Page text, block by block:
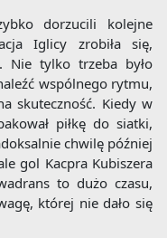
dorzucili kolejne
Iglicy zrobiła się,
Nie tylko trzeba było
wspólnego rytmu,
skuteczność. Kiedy w
piłkę do siatki,
chwilę później
gol Kacpra Kubiszera
to dużo czasu,
której nie dało się